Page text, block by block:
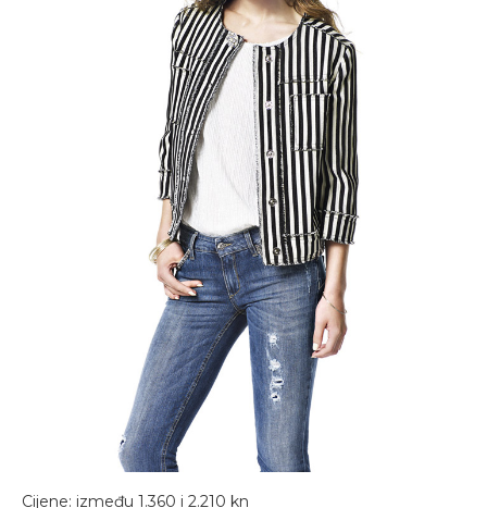
Cijene: između 1.360 i 2.210 kn